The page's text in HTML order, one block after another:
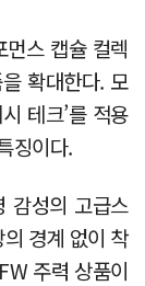
먼스 캡슐 컬렉
확대한다. 모
테크’를 적용
징이다.
감성의 고급스
경계 없이 착
주력 상품이